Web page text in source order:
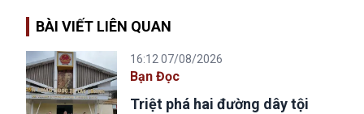
BÀI VIẾT LIÊN QUAN
16:12 07/08/2026
Bạn Đọc
Triệt phá hai đường dây tội